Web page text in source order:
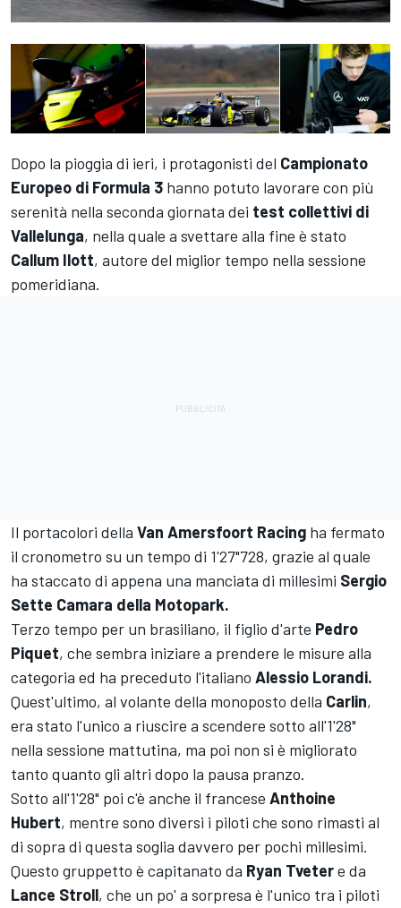
Dopo la pioggia di ieri, i protagonisti del Campionato
Europeo di Formula 3 hanno potuto lavorare con più
serenità nella seconda giornata dei test collettivi di
Vallelunga, nella quale a svettare alla fine è stato
Callum Ilott, autore del miglior tempo nella sessione
pomeridiana.
Il portacolori della Van Amersfoort Racing ha fermato
il cronometro su un tempo di 1'27"728, grazie al quale
ha staccato di appena una manciata di millesimi Sergio
Sette Camara della Motopark.
Terzo tempo per un brasiliano, il figlio d'arte Pedro
Piquet, che sembra iniziare a prendere le misure alla
categoria ed ha preceduto l'italiano Alessio Lorandi.
Quest'ultimo, al volante della monoposto della Carlin,
era stato l'unico a riuscire a scendere sotto all'1'28"
nella sessione mattutina, ma poi non si è migliorato
tanto quanto gli altri dopo la pausa pranzo.
Sotto all'1'28" poi c'è anche il francese Anthoine
Hubert, mentre sono diversi i piloti che sono rimasti al
di sopra di questa soglia davvero per pochi millesimi.
Questo gruppetto è capitanato da Ryan Tvetere da
Lance Stroll, che un po' a sorpresa è l'unico tra i piloti